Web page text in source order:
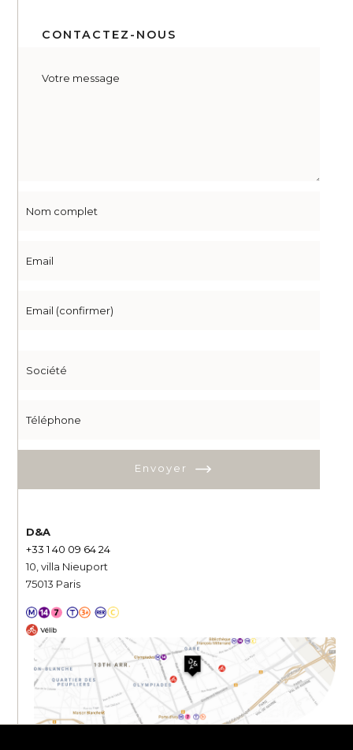
CONTACTEZ-NOUS
Envoyer
D&A
+33 1 40 09 64 24
10, villa Nieuport
75013 Paris